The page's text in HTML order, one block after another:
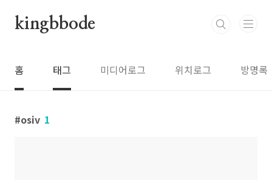
kingbbode
홈 태그 미디어로그 위치로그 방명록
osiv 1